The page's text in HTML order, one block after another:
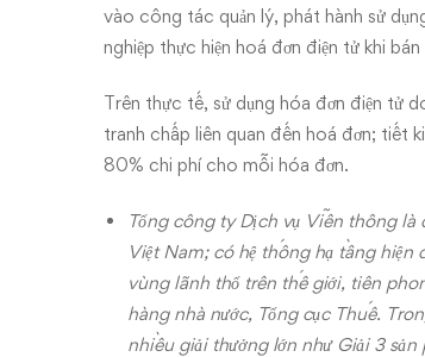
vào công tác quản lý, phát hành sử
nghiệp thực hiện hoá đơn điện tử khi
Trên thực tế, sử dụng hóa đơn điện tử
tranh chấp liên quan đến hoá đơn; tiết
80% chi phí cho mỗi hóa đơn.
Tổng công ty Dịch vụ Viễn thông
Việt Nam; có hệ thống hạ tầng
vùng lãnh thổ trên thế giới, tiên
hàng nhà nước, Tổng cục Thuế.
nhiều giải thưởng lớn như Giải 3